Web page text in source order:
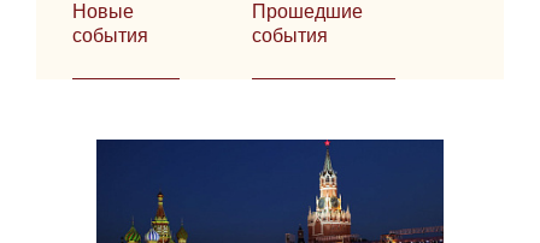
Новые
события
Прошедшие
события